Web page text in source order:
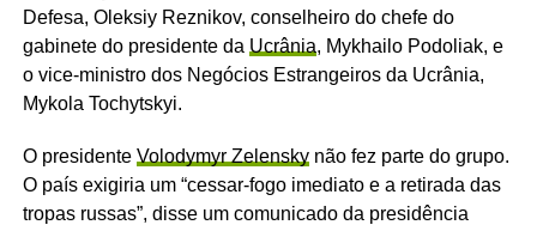
Defesa, Oleksiy Reznikov, conselheiro do chefe do
gabinete do presidente da Ucrânia, Mykhailo Podoliak, e
o vice-ministro dos Negócios Estrangeiros da Ucrânia,
Mykola Tochytskyi.
O presidente Volodymyr Zelenskynão fez parte do grupo.
O país exigiria um “cessar-fogo imediato e a retirada das
tropas russas”, disse um comunicado da presidência